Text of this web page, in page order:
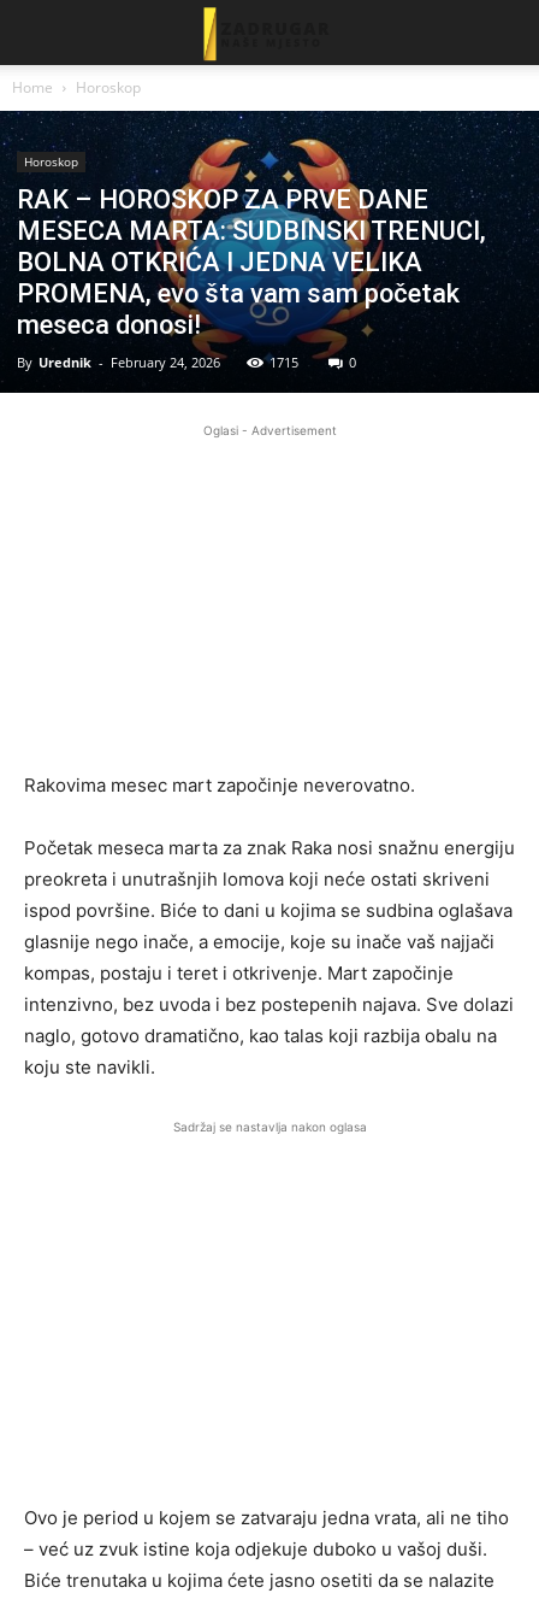
Home Horoskop
Horoskop
RAK – HOROSKOP ZA PRVE DANE
MESECA MARTA: SUDBINSKI TRENUCI,
BOLNA OTKRIĆA I JEDNA VELIKA
PROMENA, evo šta vam sam početak
meseca donosi!
By Urednik - February 24, 2026 1715 0
Oglasi - Advertisement
Rakovima mesec mart započinje neverovatno.
Početak meseca marta za znak Raka nosi snažnu energiju
preokreta i unutrašnjih lomova koji neće ostati skriveni
ispod površine. Biće to dani u kojima se sudbina oglašava
glasnije nego inače, a emocije, koje su inače vaš najjači
kompas, postaju i teret i otkrivenje. Mart započinje
intenzivno, bez uvoda i bez postepenih najava. Sve dolazi
naglo, gotovo dramatično, kao talas koji razbija obalu na
koju ste navikli.
Sadržaj se nastavlja nakon oglasa
Ovo je period u kojem se zatvaraju jedna vrata, ali ne tiho
– već uz zvuk istine koja odjekuje duboko u vašoj duši.
Biće trenutaka u kojima ćete jasno osetiti da se nalazite